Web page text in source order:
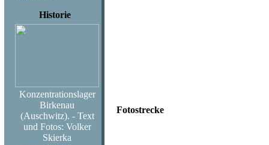
Historie
Konzentrationslager
Birkenau
(Auschwitz). - Text
und Fotos: Volker
Skierka
Fotostrecke